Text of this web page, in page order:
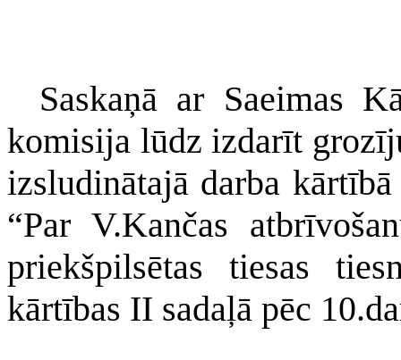
Saskaņā ar Saeimas
komisija lūdz izdarīt
izsludinātajā darba
“Par V.Kančas
priekšpilsētas tiesas
kārtības II sadaļā pēc